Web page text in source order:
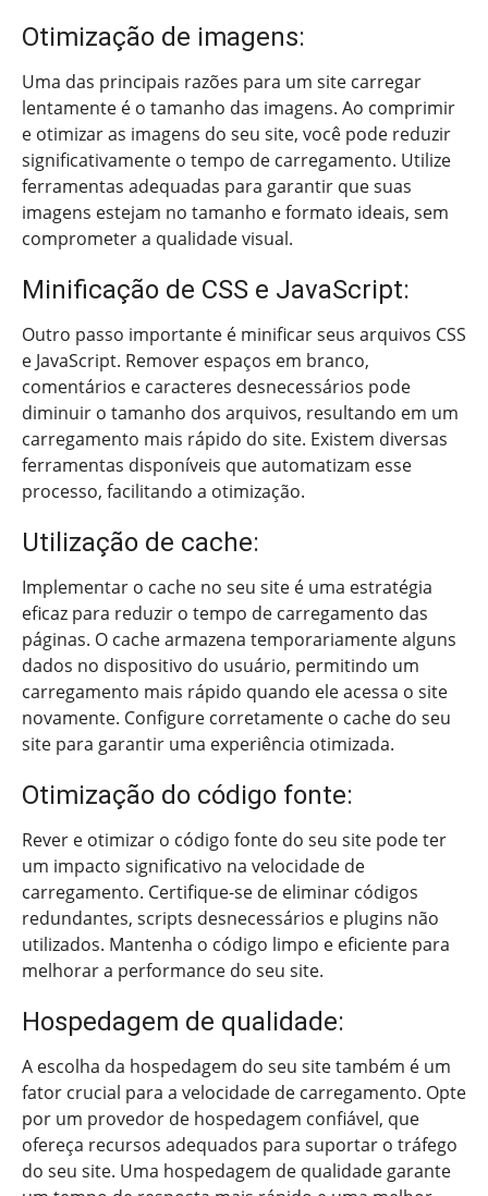
Otimização de imagens:
Uma das principais razões para um site carregar
lentamente é o tamanho das imagens. Ao comprimir
e otimizar as imagens do seu site, você pode reduzir
significativamente o tempo de carregamento. Utilize
ferramentas adequadas para garantir que suas
imagens estejam no tamanho e formato ideais, sem
comprometer a qualidade visual.
Minificação de CSS e JavaScript:
Outro passo importante é minificar seus arquivos CSS
e JavaScript. Remover espaços em branco,
comentários e caracteres desnecessários pode
diminuir o tamanho dos arquivos, resultando em um
carregamento mais rápido do site. Existem diversas
ferramentas disponíveis que automatizam esse
processo, facilitando a otimização.
Utilização de cache:
Implementar o cache no seu site é uma estratégia
eficaz para reduzir o tempo de carregamento das
páginas. O cache armazena temporariamente alguns
dados no dispositivo do usuário, permitindo um
carregamento mais rápido quando ele acessa o site
novamente. Configure corretamente o cache do seu
site para garantir uma experiência otimizada.
Otimização do código fonte:
Rever e otimizar o código fonte do seu site pode ter
um impacto significativo na velocidade de
carregamento. Certifique-se de eliminar códigos
redundantes, scripts desnecessários e plugins não
utilizados. Mantenha o código limpo e eficiente para
melhorar a performance do seu site.
Hospedagem de qualidade:
A escolha da hospedagem do seu site também é um
fator crucial para a velocidade de carregamento. Opte
por um provedor de hospedagem confiável, que
ofereça recursos adequados para suportar o tráfego
do seu site. Uma hospedagem de qualidade garante